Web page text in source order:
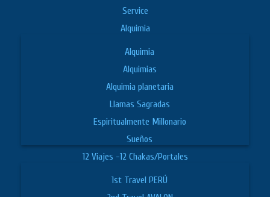
Service
Alquimia
Alquimia
Alquimias
Alquimia planetaria
Llamas Sagradas
Espiritualmente Millonario
Sueños
12 Viajes -12 Chakas/Portales
1st Travel PERÚ